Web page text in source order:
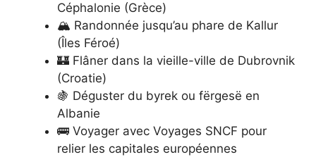
Céphalonie (Grèce)
🏔 Randonnée jusqu’au phare de Kallur
(Îles Féroé)
🏰 Flâner dans la vieille-ville de Dubrovnik
(Croatie)
🍇 Déguster du byrek ou fërgesë en
Albanie
🚌 Voyager avec Voyages SNCF pour
relier les capitales européennes